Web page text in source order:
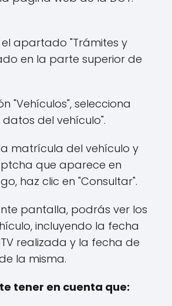
el apartado "Trámites y
en la parte superior de
"Vehículos", selecciona
del vehículo".
matrícula del vehículo y
que aparece en
haz clic en "Consultar".
pantalla, podrás ver los
incluyendo la fecha
realizada y la fecha de
la misma.
tener en cuenta que: